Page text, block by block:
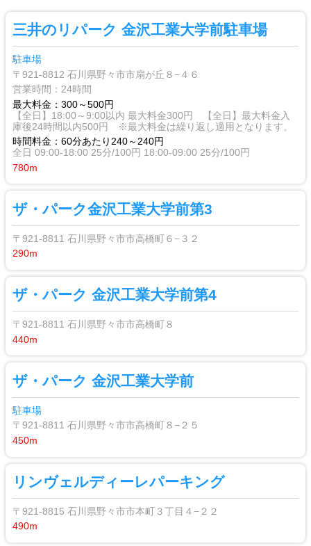
三井のリパーク 金沢工業大学前駐車場
駐車場
〒921-8812 石川県野々市市扇が丘８−４６
営業時間：24時間
最大料金：300～500円
【全日】18:00～9:00以内 最大料金300円 【全日】最大料金入
庫後24時間以内500円 ※最大料金は繰り返し適用となります。
時間料金：60分あたり240～240円
全日 09:00-18:00 25分/100円 18:00-09:00 25分/100円
780m
ザ・パーク金沢工業大学前第3
〒921-8811 石川県野々市市高橋町６−３２
290m
ザ・パーク 金沢工業大学前第4
〒921-8811 石川県野々市市高橋町８
440m
ザ・パーク 金沢工業大学前
駐車場
〒921-8811 石川県野々市市高橋町８−２５
450m
リンヴェルディーレパーキング
〒921-8815 石川県野々市市本町３丁目４−２２
490m